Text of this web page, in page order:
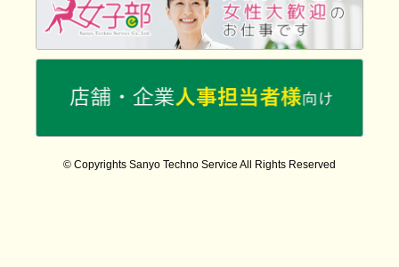
© Copyrights Sanyo Techno Service All Rights Reserved